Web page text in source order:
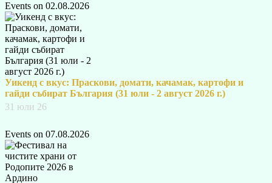
Events on 02.08.2026
Уикенд с вкус: Праскови, домати, качамак, картофи и
гайди събират България (31 юли - 2 август 2026 г.)
31 юли 26
Events on 07.08.2026